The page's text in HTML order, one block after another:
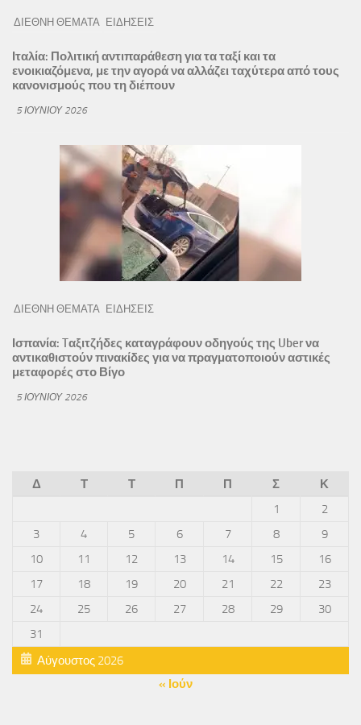
ΔΙΕΘΝΗ ΘΕΜΑΤΑ ΕΙΔΗΣΕΙΣ
Ιταλία: Πολιτική αντιπαράθεση για τα ταξί και τα
ενοικιαζόμενα, με την αγορά να αλλάζει ταχύτερα από τους
κανονισμούς που τη διέπουν
5 ΙΟΥΝΊΟΥ 2026
ΔΙΕΘΝΗ ΘΕΜΑΤΑ ΕΙΔΗΣΕΙΣ
Ισπανία: Tαξιτζήδες καταγράφουν οδηγούς της Uber να
αντικαθιστούν πινακίδες για να πραγματοποιούν αστικές
μεταφορές στο Βίγο
5 ΙΟΥΝΊΟΥ 2026
Αύγουστος 2026
Δ Τ Τ Π Π Σ
Κ
1
2
3
4 5 6 7 8
9
10
11 12 13 14 15
16
17
18 19 20 21 22
23
24
25 26 27 28 29
30
31
« Ιούν